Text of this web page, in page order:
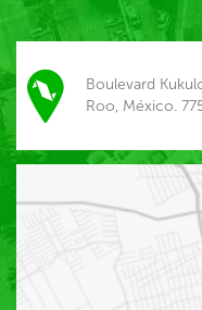
Boulevard
Roo, México.